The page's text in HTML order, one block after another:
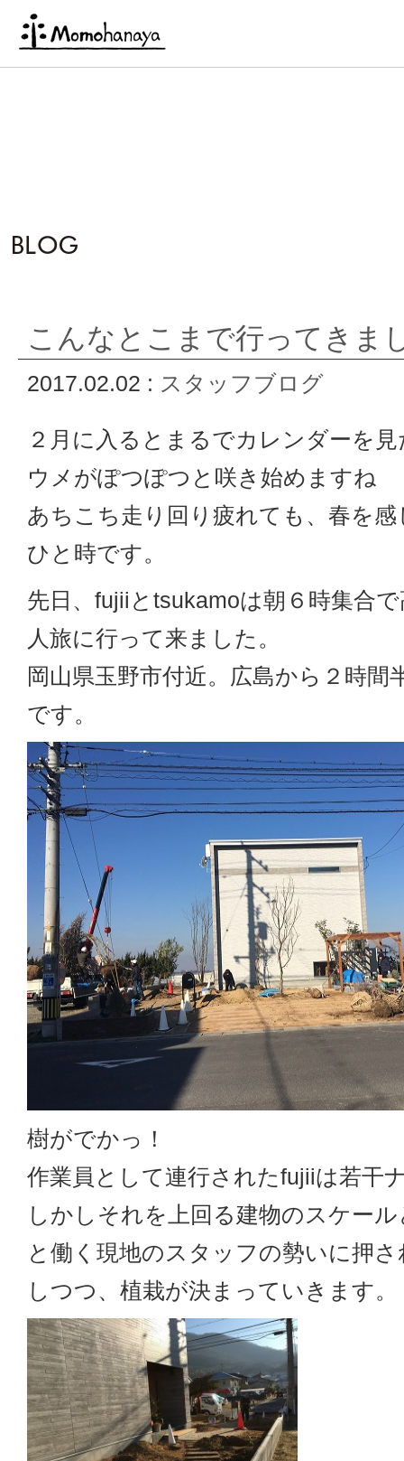
こんなとこまで行ってきま
2017.02.02 : スタッフブログ
２月に入るとまるでカレンダーを
ウメがぽつぽつと咲き始めますね
あちこち走り回り疲れても、春を
ひと時です。
先日、fujiiとtsukamoは朝６時集合
人旅に行って来ました。
岡山県玉野市付近。広島から２時間
です。
樹がでかっ！
作業員として連行されたfujiiは若干
しかしそれを上回る建物のスケー
と働く現地のスタッフの勢いに押
しつつ、植栽が決まっていきます。